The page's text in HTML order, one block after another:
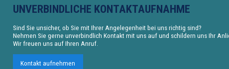
UNVERBINDLICHE KONTAKTAUFNAHME
Sind Sie unsicher, ob Sie mit Ihrer Angelegenheit bei uns richtig sind?
Nehmen Sie gerne unverbindlich Kontakt mit uns auf und schildern uns Ihr
Wir freuen uns auf Ihren Anruf.
Kontakt aufnehmen